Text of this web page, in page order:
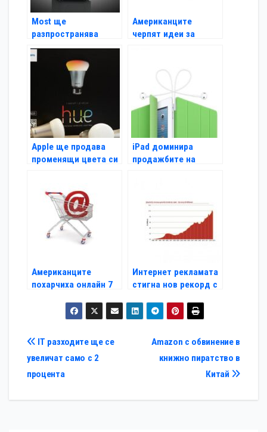
Most ще
разпространява
продуктите на
Fractal Design
Американците
черпят идеи за
Apple ще продава
променящи цвета си
iPad доминира
продажбите на
Американците
похарчиха онлайн 7
Интернет рекламата
стигна нов рекорд с
Навигация
Amazon с обвинение в
книжно пиратство в
Китай
IT разходите ще се
увеличат само с 2
процента